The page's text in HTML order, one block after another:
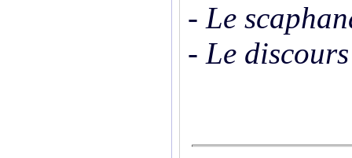
- Le
- Le